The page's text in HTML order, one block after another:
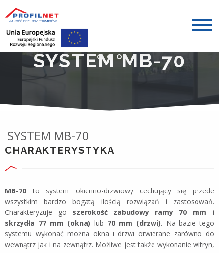
SYSTEM MB-70
SYSTEM MB-70
CHARAKTERYSTYKA
MB-70 to system okienno-drzwiowy cechujący się przede
wszystkim bardzo bogatą ilością rozwiązań i zastosowań.
Charakteryzuje go szerokość zabudowy ramy 70 mm i
skrzydła 77 mm (okna) lub 70 mm (drzwi). Na bazie tego
systemu wykonać można okna i drzwi otwierane zarówno do
wewnątrz jak i na zewnątrz. Możliwe jest także wykonanie witryn,